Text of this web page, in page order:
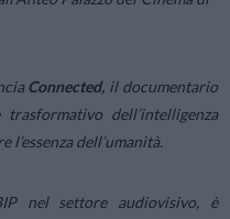
Connected, il documentario
dell’intelligenza
dell’umanità.
nel settore audiovisivo, è